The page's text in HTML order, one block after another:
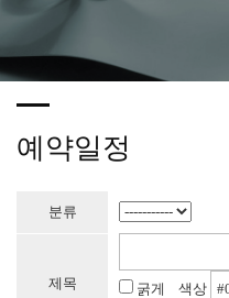
예약일정
분류
제목
굵게 색상